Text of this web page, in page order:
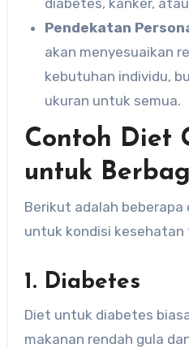
diabetes, kanker,
Pendekatan
akan menyesuaikan
kebutuhan individu,
ukuran untuk semua.
Contoh Diet
untuk
Berikut adalah
untuk kondisi
1. Diabetes
Diet untuk diabetes
makanan rendah gula